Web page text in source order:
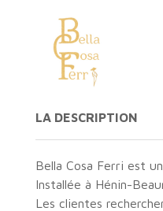
LA DESCRIPTION
Bella Cosa Ferri est
Installée à Hénin-
Les clientes